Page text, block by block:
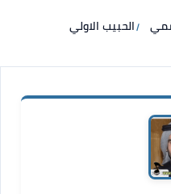
الحبيب الاولي